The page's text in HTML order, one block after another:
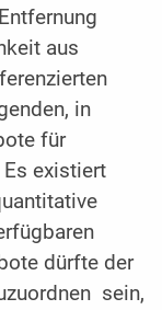
aus
in
für
existiert
dürfte der
sein,